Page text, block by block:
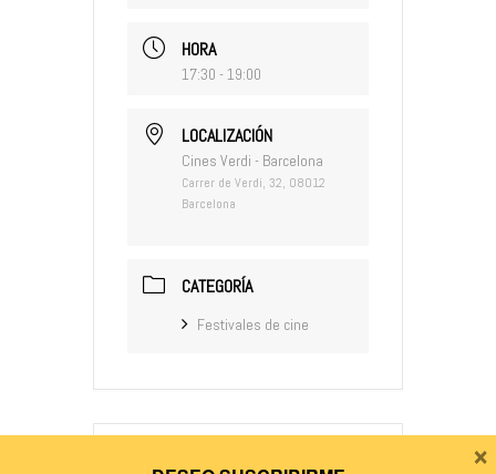
HORA
17:30 - 19:00
LOCALIZACIÓN
Cines Verdi - Barcelona
Carrer de Verdi, 32, 08012
Barcelona
CATEGORÍA
Festivales de cine
×